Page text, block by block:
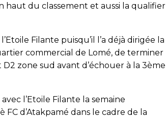
haut du classement et aussi la qualifier
Filante puisqu’il l’a déjà dirigée la
commercial de Lomé, de terminer
zone sud avant d’échouer à la 3ème
l’Etoile Filante la semaine
d’Atakpamé dans le cadre de la